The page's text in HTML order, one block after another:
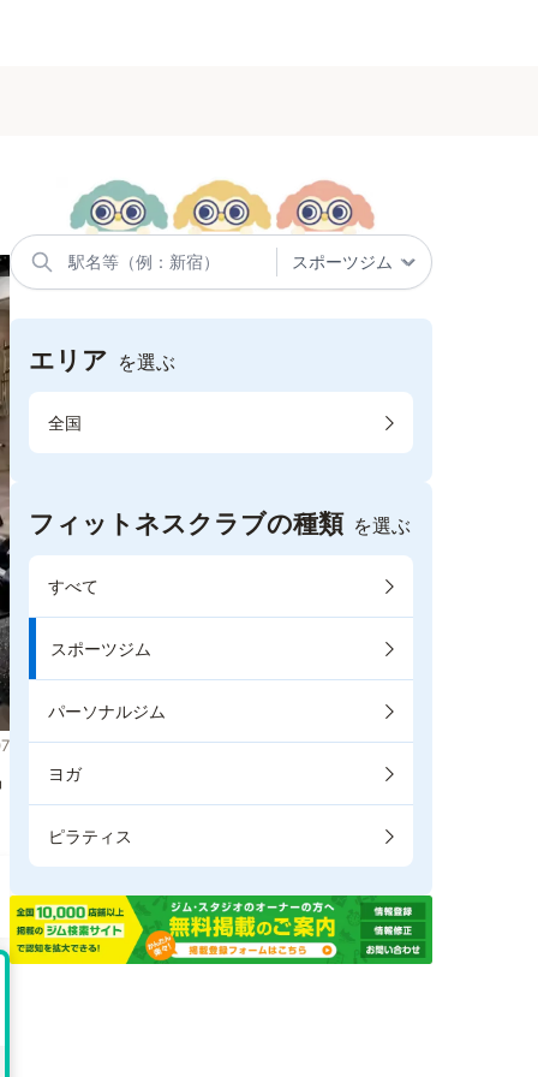
エリア を選ぶ
全国
フィットネスクラブの種類 を選ぶ
すべて
スポーツジム
パーソナルジム
ヨガ
ピラティス